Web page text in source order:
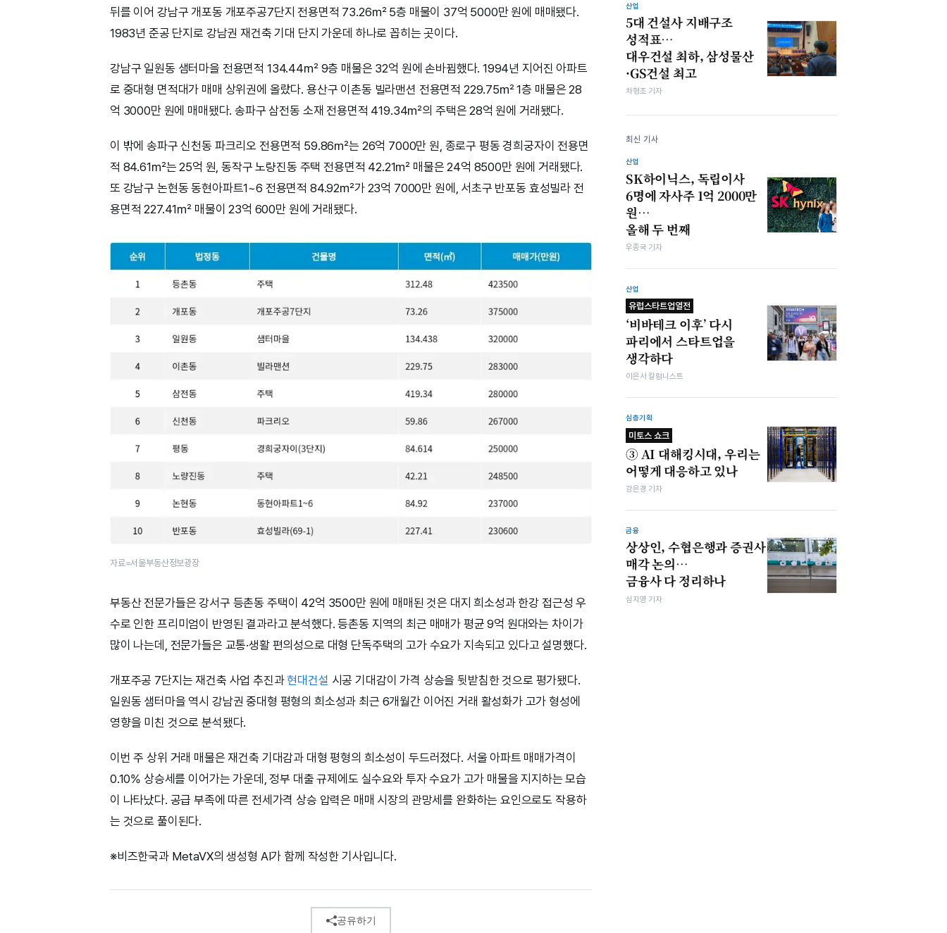
뒤를 이어 강남구 개포동 개포주공7단지 전용면적 73.26㎡ 5층 매물이 37억 5000만 원에 매매됐다.
1983년 준공 단지로 강남권 재건축 기대 단지 가운데 하나로 꼽히는 곳이다.
강남구 일원동 샘터마을 전용면적 134.44㎡ 9층 매물은 32억 원에 손바뀜했다. 1994년 지어진 아파트
로 중대형 면적대가 매매 상위권에 올랐다. 용산구 이촌동 빌라맨션 전용면적 229.75㎡ 1층 매물은 28
억 3000만 원에 매매됐다. 송파구 삼전동 소재 전용면적 419.34㎡의 주택은 28억 원에 거래됐다.
이 밖에 송파구 신천동 파크리오 전용면적 59.86㎡는 26억 7000만 원, 종로구 평동 경희궁자이 전용면
적 84.61㎡는 25억 원, 동작구 노량진동 주택 전용면적 42.21㎡ 매물은 24억 8500만 원에 거래됐다.
또 강남구 논현동 동현아파트1~6 전용면적 84.92㎡가 23억 7000만 원에, 서초구 반포동 효성빌라 전
용면적 227.41㎡ 매물이 23억 600만 원에 거래됐다.
자료=서울부동산정보광장
부동산 전문가들은 강서구 등촌동 주택이 42억 3500만 원에 매매된 것은 대지 희소성과 한강 접근성 우
수로 인한 프리미엄이 반영된 결과라고 분석했다. 등촌동 지역의 최근 매매가 평균 9억 원대와는 차이가
많이 나는데, 전문가들은 교통·생활 편의성으로 대형 단독주택의 고가 수요가 지속되고 있다고 설명했다.
개포주공 7단지는 재건축 사업 추진과현대건설 시공 기대감이 가격 상승을 뒷받침한 것으로 평가됐다.
일원동 샘터마을 역시 강남권 중대형 평형의 희소성과 최근 6개월간 이어진 거래 활성화가 고가 형성에
영향을 미친 것으로 분석됐다.
이번 주 상위 거래 매물은 재건축 기대감과 대형 평형의 희소성이 두드러졌다. 서울 아파트 매매가격이
0.10% 상승세를 이어가는 가운데, 정부 대출 규제에도 실수요와 투자 수요가 고가 매물을 지지하는 모습
이 나타났다. 공급 부족에 따른 전세가격 상승 압력은 매매 시장의 관망세를 완화하는 요인으로도 작용하
는 것으로 풀이된다.
※비즈한국과 MetaVX의 생성형 AI가 함께 작성한 기사입니다.
공유하기
산업
5대 건설사 지배구조
성적표…
대우건설 최하, 삼성물산
·GS건설 최고
차형조 기자
최신 기사
산업
SK하이닉스, 독립이사
6명에 자사주 1억 2000만
원…
올해 두 번째
우종국 기자
산업
유럽스타트업열전
‘비바테크 이후’ 다시
파리에서 스타트업을
생각하다
이은서 칼럼니스트
심층기획
미토스 쇼크
③ AI 대해킹시대, 우리는
어떻게 대응하고 있나
강은경 기자
금융
상상인, 수협은행과 증권사
매각 논의…
금융사 다 정리하나
심지영 기자